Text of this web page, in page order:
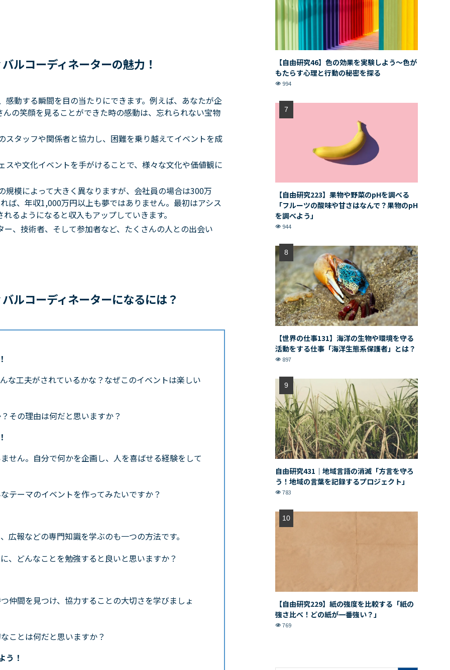
ルコーディネーターの魅力！
感動する瞬間を目の当たりにできます。例えば、あなたが企
の笑顔を見ることができた時の感動は、忘れられない宝物
スタッフや関係者と協力し、困難を乗り越えてイベントを成
スや文化イベントを手がけることで、様々な文化や価値観に
規模によって大きく異なりますが、会社員の場合は300万
ば、年収1,000万円以上も夢ではありません。最初はアシス
るようになると収入もアップしていきます。
ー、技術者、そして参加者など、たくさんの人との出会い
ルコーディネーターになるには？
な工夫がされているかな？なぜこのイベントは楽しい
その理由は何だと思いますか？
せん。自分で何かを企画し、人を喜ばせる経験をして
テーマのイベントを作ってみたいですか？
報などの専門知識を学ぶのも一つの方法です。
、どんなことを勉強すると良いと思いますか？
仲間を見つけ、協力することの大切さを学びましょ
ことは何だと思いますか？
う！
【自由研究46】色の効果を実験しよう〜色が
もたらす心理と行動の秘密を探る
994
【自由研究223】果物や野菜のpHを調べる
「フルーツの酸味や甘さはなんで？果物のpH
を調べよう」
944
【世界の仕事131】海洋の生物や環境を守る
活動をする仕事「海洋生態系保護者」とは？
897
自由研究431｜地域言語の消滅「方言を守ろ
う！地域の言葉を記録するプロジェクト」
783
【自由研究229】紙の強度を比較する「紙の
強さ比べ！どの紙が一番強い？」
769